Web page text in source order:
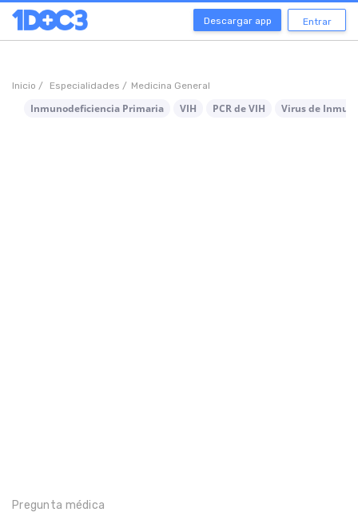
Descargar app Entrar
Inicio / Especialidades / Medicina General
Inmunodeficiencia Primaria VIH PCR de VIH Virus de
Pregunta médica